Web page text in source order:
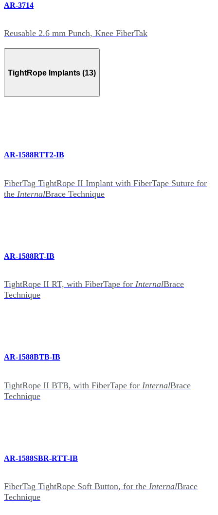
AR-3714
Reusable 2.6 mm Punch, Knee FiberTak
TightRope Implants (13)
AR-1588RTT2-IB
FiberTag TightRope II Implant with FiberTape Suture for
the InternalBrace Technique
AR-1588RT-IB
TightRope II RT, with FiberTape for InternalBrace
Technique
AR-1588BTB-IB
TightRope II BTB, with FiberTape for InternalBrace
Technique
AR-1588SBR-RTT-IB
FiberTag TightRope Soft Button, for the InternalBrace
Technique